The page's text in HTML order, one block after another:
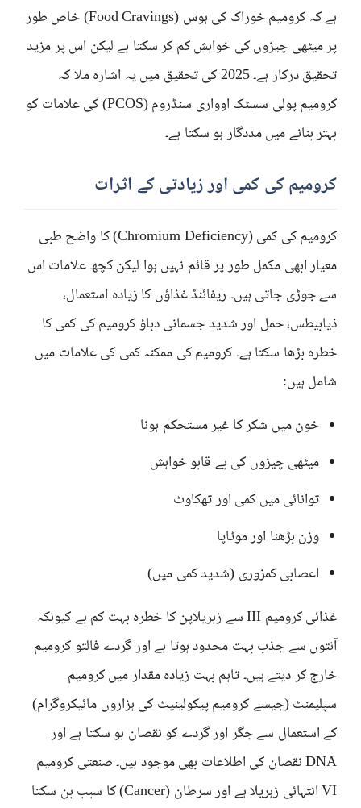
ہے کہ کرومیم خوراک کی ہوس (Food Cravings) خاص طور
پر میٹھی چیزوں کی خواہش کم کر سکتا ہے لیکن اس پر مزید
تحقیق درکار ہے۔ 2025 کی تحقیق میں یہ اشارہ ملا کہ
کرومیم پولی سسٹک اوواری سنڈروم (PCOS) کی علامات کو
بہتر بنانے میں مددگار ہو سکتا ہے۔
کرومیم کی کمی اور زیادتی کے اثرات
کرومیم کی کمی (Chromium Deficiency) کا واضح طبی
معیار ابھی مکمل طور پر قائم نہیں ہوا لیکن کچھ علامات اس
سے جوڑی جاتی ہیں۔ ریفائنڈ غذاؤں کا زیادہ استعمال،
ذیابیطس، حمل اور شدید جسمانی دباؤ کرومیم کی کمی کا
خطرہ بڑھا سکتا ہے۔ کرومیم کی ممکنہ کمی کی علامات میں
شامل ہیں:
خون میں شکر کا غیر مستحکم ہونا
میٹھی چیزوں کی بے قابو خواہش
توانائی میں کمی اور تھکاوٹ
وزن بڑھنا اور موٹاپا
اعصابی کمزوری (شدید کمی میں)
غذائی کرومیم III سے زہریلاپن کا خطرہ بہت کم ہے کیونکہ
آنتوں سے جذب بہت محدود ہوتا ہے اور گردے فالتو کرومیم
خارج کر دیتے ہیں۔ تاہم بہت زیادہ مقدار میں کرومیم
سپلیمنٹ (جیسے کرومیم پیکولینیٹ کی ہزاروں مائیکروگرام)
کے استعمال سے جگر اور گردے کو نقصان ہو سکتا ہے اور
DNA نقصان کی اطلاعات بھی موجود ہیں۔ صنعتی کرومیم
VI انتہائی زہریلا ہے اور سرطان (Cancer) کا سبب بن سکتا